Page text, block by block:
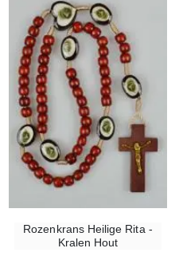
Rozenkrans Heilige Rita -
Kralen Hout